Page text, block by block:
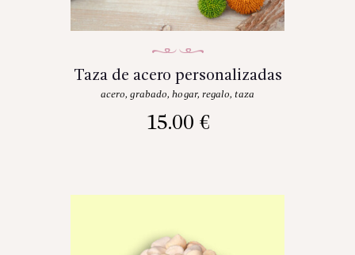
Taza de acero personalizadas
acero,grabado,hogar,regalo, taza
15.00 €